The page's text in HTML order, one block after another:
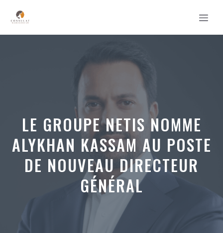
contenu
LE GROUPE NETIS NOMME
ALYKHAN KASSAM AU POSTE
DE NOUVEAU DIRECTEUR
GÉNÉRAL